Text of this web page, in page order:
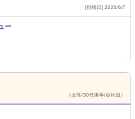
[投稿日] 2026/6/7
ー
（女性/30代後半/会社員）